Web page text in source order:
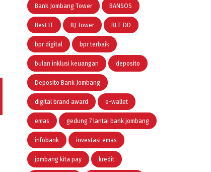
Bank Jombang Tower BANSOS
Best IT BJ Tower BLT-DD
bpr digital bpr terbaik
bulan inklusi keuangan deposito
Deposito Bank Jombang
digital brand award e-wallet
emas gedung 7 lantai bank jombang
infobank investasi emas
jombang kita pay kredit